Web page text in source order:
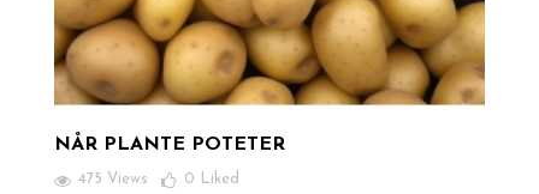
NÅR PLANTE POTETER
475 Views 0 Liked